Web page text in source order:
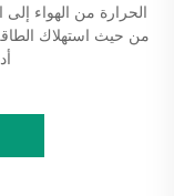
الحرارة من الهواء